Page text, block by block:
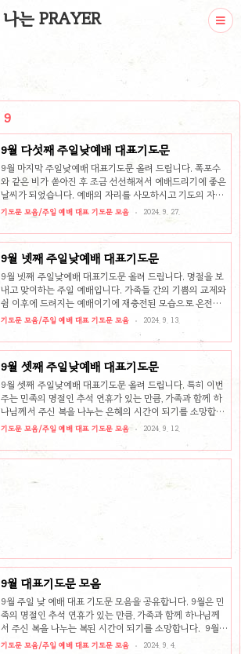
나는 PRAYER
9
9월 다섯째 주일낮예배 대표기도문
9월 마지막 주일낮예배 대표기도문 올려 드립니다. 폭포수
와 같은 비가 쏟아진 후 조금 선선해져서 예배드리기에 좋은
날씨가 되었습니다. 예배의 자리를 사모하시고 기도의 자리
를 사모하시어서 주님께서 주시는 풍성한 은혜를 받아 누리
는 지혜의 사람들이 되기를 축복합니다. 9월 다섯째 주일 예
배를 준비하면서 어떤 기도의 제목을 가지고 기도하면 좋을
도문 예시를 올려드립니다. 9월 마지막주 주일 은혜로운 기
도문 작성을 위한 3가지 주제 추천 1. 믿음을 위하여이 세상
속에서 믿음 흔들리지 않고 살아가기란 쉽지가 않습니다. 수
많은 유혹과 수많은 어려움들이 우리를 자꾸 무너뜨리기 때
문입니다. 그때에 성도들이 흔들리지 않고 주님만을 의지하
기도문 모음/주일 예배 대표 기도문 모음 2024. 9. 27.
9월 넷째 주일낮예배 대표기도문
9월 넷째 주일낮예배 대표기도문 올려 드립니다. 명절을 보
내고 맞이하는 주일 예배입니다. 가족들 간의 기쁨의 교제와
쉼 이후에 드려지는 예배이기에 재충전된 모습으로 온전히
예배에 집중하는 시간이 될 수 있을 것이라 생각됩니다. 하나
를 기대하는 마음으로 예배를 준비하는 성도님들 되시기를
제목을 가지고 기도하면 좋을지 주제들을 추천해 드리고 9
월 넷째 주일낮예배 대표 기도문 예시를 올려드립니다. 9월
넷째주 주일 은혜로운 기도문 작성을 위한 3가지 주제 추
천 1. 의료 갈등현재 정치권과 의료진들 간의 갈등이 극대화
되고 있습니다. 의료인력 증원과 관련하여 합의점을 찾지 못
기도문 모음/주일 예배 대표 기도문 모음 2024. 9. 13.
9월 셋째 주일낮예배 대표기도문
9월 셋째 주일낮예배 대표기도문 올려 드립니다. 특히 이번
주는 민족의 명절인 추석 연휴가 있는 만큼, 가족과 함께 하
나님께서 주신 복을 나누는 은혜의 시간이 되기를 소망합니
다. 9월 셋째 주일 예배를 준비하면서 어떤 기도의 제목을 가
일낮예배 대표 기도문 예시를 올려드립니다. 9월 셋째주 주
기도문 모음/주일 예배 대표 기도문 모음 2024. 9. 12.
9월 대표기도문 모음
9월 주일 낮 예배 대표 기도문 모음을 공유합니다. 9월은 민
족의 명절인 추석 연휴가 있는 만큼, 가족과 함께 하나님께
서 주신 복을 나누는 복된 시간이 되기를 소망합니다. 9월
예배를 준비하면서 어떤 내용으로 기도하시면 좋을지 9월
기도문 모음/주일 예배 대표 기도문 모음 2024. 9. 4.